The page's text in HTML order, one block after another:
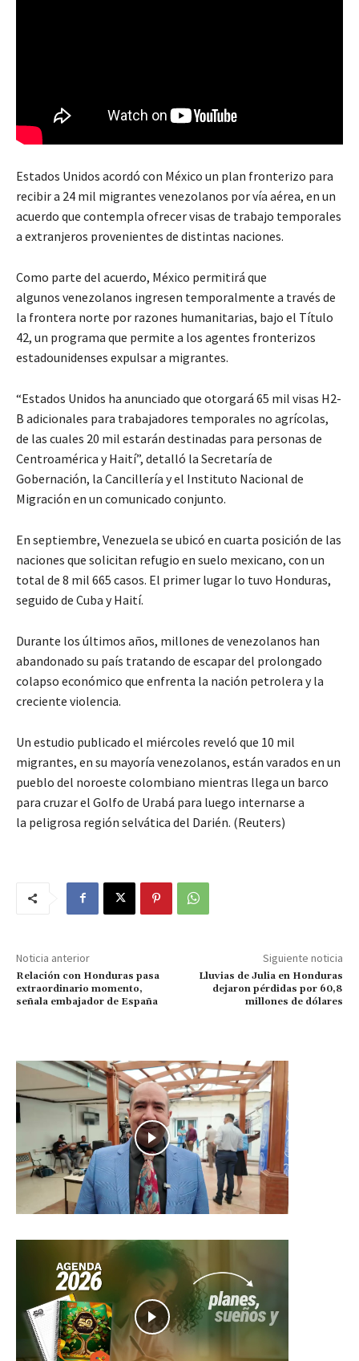
Estados Unidos acordó con México un plan fronterizo para
recibir a 24 mil migrantes venezolanos por vía aérea, en un
acuerdo que contempla ofrecer visas de trabajo temporales
a extranjeros provenientes de distintas naciones.
Como parte del acuerdo, México permitirá que
algunos venezolanos ingresen temporalmente a través de
la frontera norte por razones humanitarias, bajo el Título
42, un programa que permite a los agentes fronterizos
estadounidenses expulsar a migrantes.
“Estados Unidos ha anunciado que otorgará 65 mil visas H2-
B adicionales para trabajadores temporales no agrícolas,
de las cuales 20 mil estarán destinadas para personas de
Centroamérica y Haití”, detalló la Secretaría de
Gobernación, la Cancillería y el Instituto Nacional de
Migración en un comunicado conjunto.
En septiembre, Venezuela se ubicó en cuarta posición de las
naciones que solicitan refugio en suelo mexicano, con un
total de 8 mil 665 casos. El primer lugar lo tuvo Honduras,
seguido de Cuba y Haití.
Durante los últimos años, millones de venezolanos han
abandonado su país tratando de escapar del prolongado
colapso económico que enfrenta la nación petrolera y la
creciente violencia.
Un estudio publicado el miércoles reveló que 10 mil
migrantes, en su mayoría venezolanos, están varados en un
pueblo del noroeste colombiano mientras llega un barco
para cruzar el Golfo de Urabá para luego internarse a
la peligrosa región selvática del Darién. (Reuters)
Noticia anterior
Relación con Honduras pasa
extraordinario momento,
señala embajador de España
Siguiente noticia
Lluvias de Julia en Honduras
dejaron pérdidas por 60,8
millones de dólares